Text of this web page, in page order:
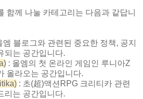
함께 나눌 카테고리는 다음과 같답니
엠 블로그와 관련된 중요한 정책, 공지
되는 공간입니다.
: 올엠의 첫 온라인 게임인 루니아Z
올라오는 공간입니다.
: 초(超)액션 RPG 크리티카 관련
리는 공간입니다.